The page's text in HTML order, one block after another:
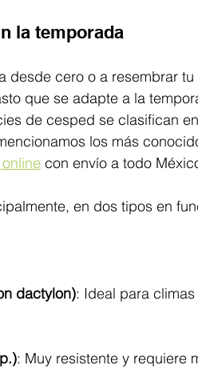
la temporada
desde cero o a resembrar
que se adapte a la
de cesped se clasifican
los más
con envío a todo
en dos tipos en
dactylon): Ideal para
: Muy resistente y requiere